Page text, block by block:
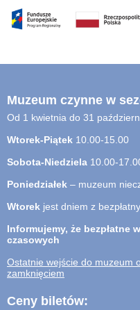
Muzeum czynne w
Od 1 kwietnia do 31
Wtorek-Piątek 10.00-15.00
Sobota-Niedziela 10.00-
Poniedziałek – muzeum
Wtorek jest dniem z
Informujemy, że bezpłatne
czasowych
Ostatnie wejście do muzeum
zamknięciem
Ceny biletów: